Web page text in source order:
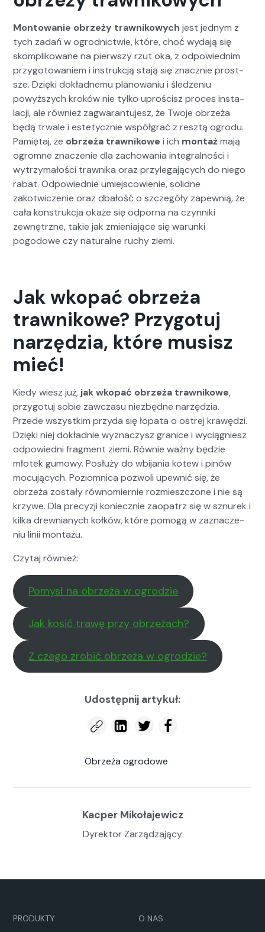
Mon­towanie obrzeży trawnikowych jest jed­nym z
tych zadań w ogrod­nictwie, które, choć wyda­ją się
skom­p­likowane na pier­wszy rzut oka, z odpowied­nim
przy­go­towaniem i instrukcją sta­ją się znacznie prost­
sze. Dzię­ki dokład­ne­mu planowa­niu i śledze­niu
powyższych kroków nie tylko uproś­cisz pro­ces insta­
lacji, ale również zag­waran­tu­jesz, że Two­je obrzeża
będą trwale i este­ty­cznie współ­grać z resztą ogro­du.
Pamię­taj, że obrzeża trawnikowe i ich mon­tażmają
ogromne znacze­nie dla zachowa­nia inte­gral­noś­ci i
wytrzy­małoś­ci trawni­ka oraz przyle­ga­ją­cych do niego
rabat. Odpowied­nie umiejs­cowie­nie, solidne
zakotwicze­nie oraz dbałość o szczegóły zapewnią, że
cała kon­strukc­ja okaże się odpor­na na czyn­ni­ki
zewnętrzne, takie jak zmieni­a­jące się warun­ki
pogodowe czy nat­u­ralne ruchy zie­mi.
Jak wkopać obrzeża
trawnikowe? Przygotuj
narzędzia, które musisz
mieć!
Kiedy wiesz już, jak wkopać obrzeża trawnikowe,
przy­go­tuj sobie zaw­cza­su niezbędne narzędzia.
Przede wszys­tkim przy­da się łopa­ta o ostrej krawędzi.
Dzię­ki niej dokład­nie wyz­naczysz granice i wyciąg­niesz
odpowied­ni frag­ment zie­mi. Równie ważny będzie
młotek gumowy. Posłuży do wbi­ja­nia kotew i pinów
mocu­ją­cych. Poziom­ni­ca poz­woli upewnić się, że
obrzeża zostały równomiernie rozmieszc­zone i nie są
krzy­we. Dla pre­cyzji koniecznie zaopa­trz się w sznurek i
kil­ka drew­ni­anych kołków, które pomogą w zaz­nacze­
niu linii mon­tażu.
Czy­taj również:
Pomysł na obrzeża w ogrodzie
Jak kosić trawę przy obrzeżach?
Z czego zro­bić obrzeża w ogrodzie?
Udostępnij artykuł:
Obrzeża ogrodowe
Kacper Mikołajewicz
Dyrektor Zarządzający
PRODUKTY O NAS